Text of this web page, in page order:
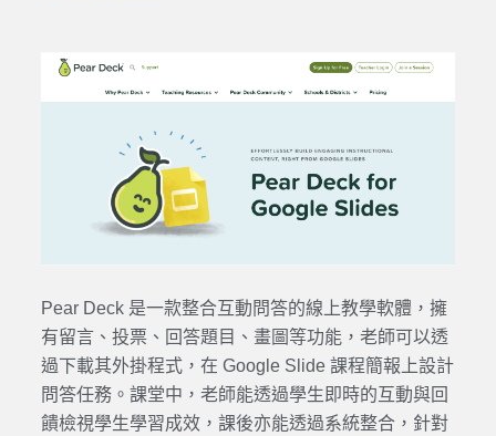
Pear Deck 是一款整合互動問答的線上教學軟體，擁
有留言、投票、回答題目、畫圖等功能，老師可以透
過下載其外掛程式，在 Google Slide 課程簡報上設計
問答任務。課堂中，老師能透過學生即時的互動與回
饋檢視學生學習成效，課後亦能透過系統整合，針對